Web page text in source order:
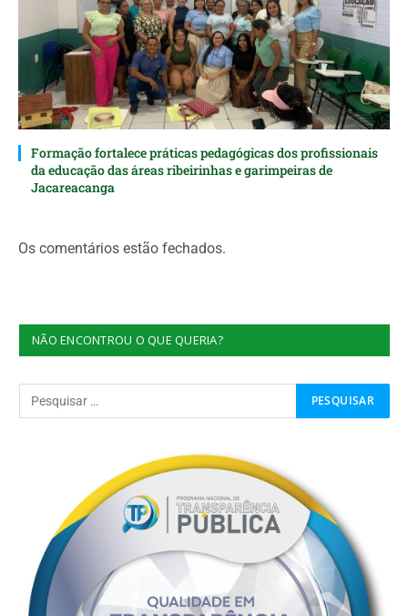
Formação fortalece práticas pedagógicas dos profissionais
da educação das áreas ribeirinhas e garimpeiras de
Jacareacanga
Os comentários estão fechados.
NÃO ENCONTROU O QUE QUERIA?